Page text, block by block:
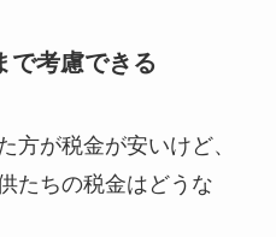
で考慮できる
方が税金が安いけど、
たちの税金はどうな